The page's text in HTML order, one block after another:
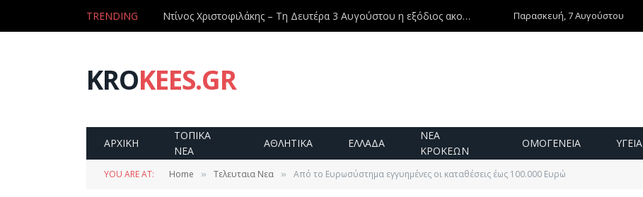
TRENDING Ντίνος Χριστοφιλάκης – Τη Δευτέρα 3 Αυγούστου η εξόδιος ακολουθία Παρασκευή, 7 Αυγούστου
KROKEES.GR
ΑΡΧΙΚΗ
ΤΟΠΙΚΑ
ΝΕΑ
ΑΘΛΗΤΙΚΑ ΕΛΛΑΔΑ
ΝΕΑ
ΚΡΟΚΕΩΝ
ΟΜΟΓΕΝΕΙΑ ΥΓΕΙΑ
YOU ARE AT: Home » Τελευταια Νεα » Από το Ευρωσύστημα εγγυημένες οι καταθέσεις έως 100.000 Ευρώ